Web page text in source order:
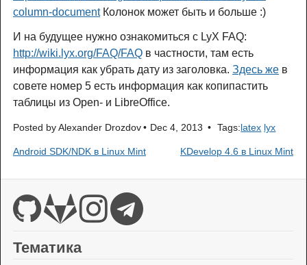
column-documentКолонок может быть и больше :)
И на будущее нужно ознакомиться с LyX FAQ:
http://wiki.lyx.org/FAQ/FAQ в частности, там есть
информация как убрать дату из заголовка. Здесь же в
совете номер 5 есть информация как копипастить
таблицы из Open- и LibreOffice.
Posted by Alexander Drozdov Dec 4, 2013 Tags: latex lyx
Android SDK/NDK в Linux Mint KDevelop 4.6 в Linux Mint
Тематика